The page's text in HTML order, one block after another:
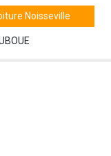
Noisseville